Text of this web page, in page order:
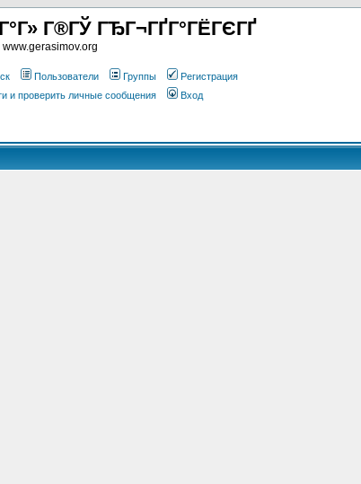
Г®ГЎ ГЂГ¬ГҐГ°ГЁГЄГҐ
www.gerasimov.org
Пользователи Группы
Регистрация
и проверить личные сообщения Вход